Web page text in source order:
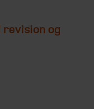
revision og